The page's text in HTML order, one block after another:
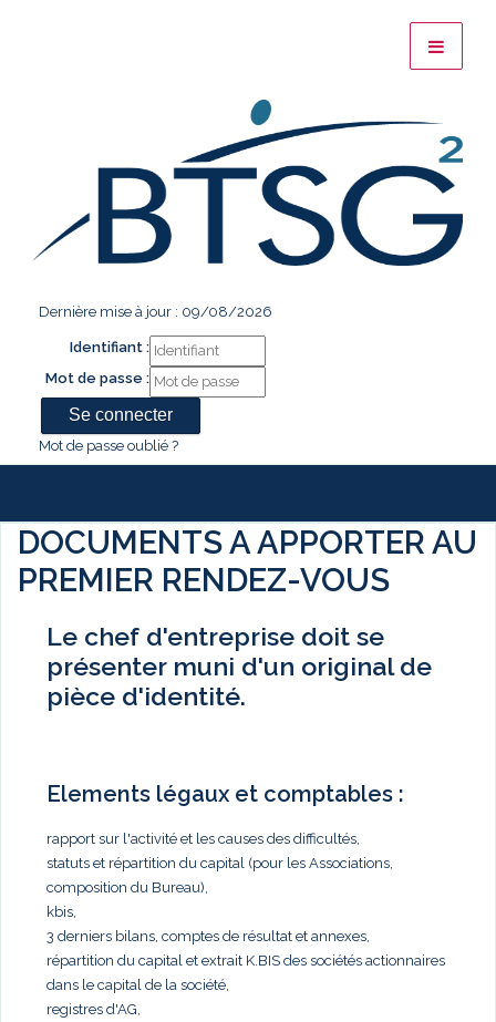
Dernière mise à jour : 09/08/2026
Identifiant :
Mot de passe :
Mot de passe oublié ?
DOCUMENTS A APPORTER AU
PREMIER RENDEZ-VOUS
Le chef d'entreprise doit se
présenter muni d'un original de
pièce d'identité.
Elements légaux et comptables :
rapport sur l'activité et les causes des difficultés,
statuts et répartition du capital (pour les Associations,
composition du Bureau),
kbis,
3 derniers bilans, comptes de résultat et annexes,
répartition du capital et extrait K.BIS des sociétés actionnaires
dans le capital de la société,
registres d'AG,